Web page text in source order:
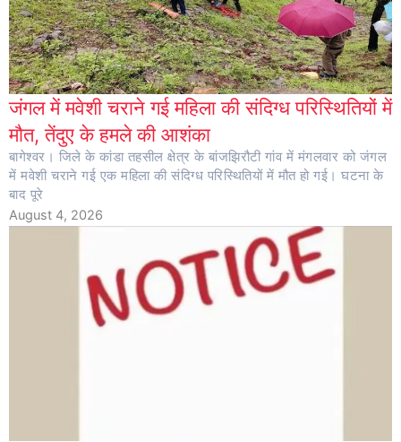
जंगल में मवेशी चराने गई महिला की संदिग्ध परिस्थितियों में
मौत, तेंदुए के हमले की आशंका
बागेश्वर। जिले के कांडा तहसील क्षेत्र के बांजझिरौटी गांव में मंगलवार को जंगल
में मवेशी चराने गई एक महिला की संदिग्ध परिस्थितियों में मौत हो गई। घटना के
बाद पूरे
August 4, 2026